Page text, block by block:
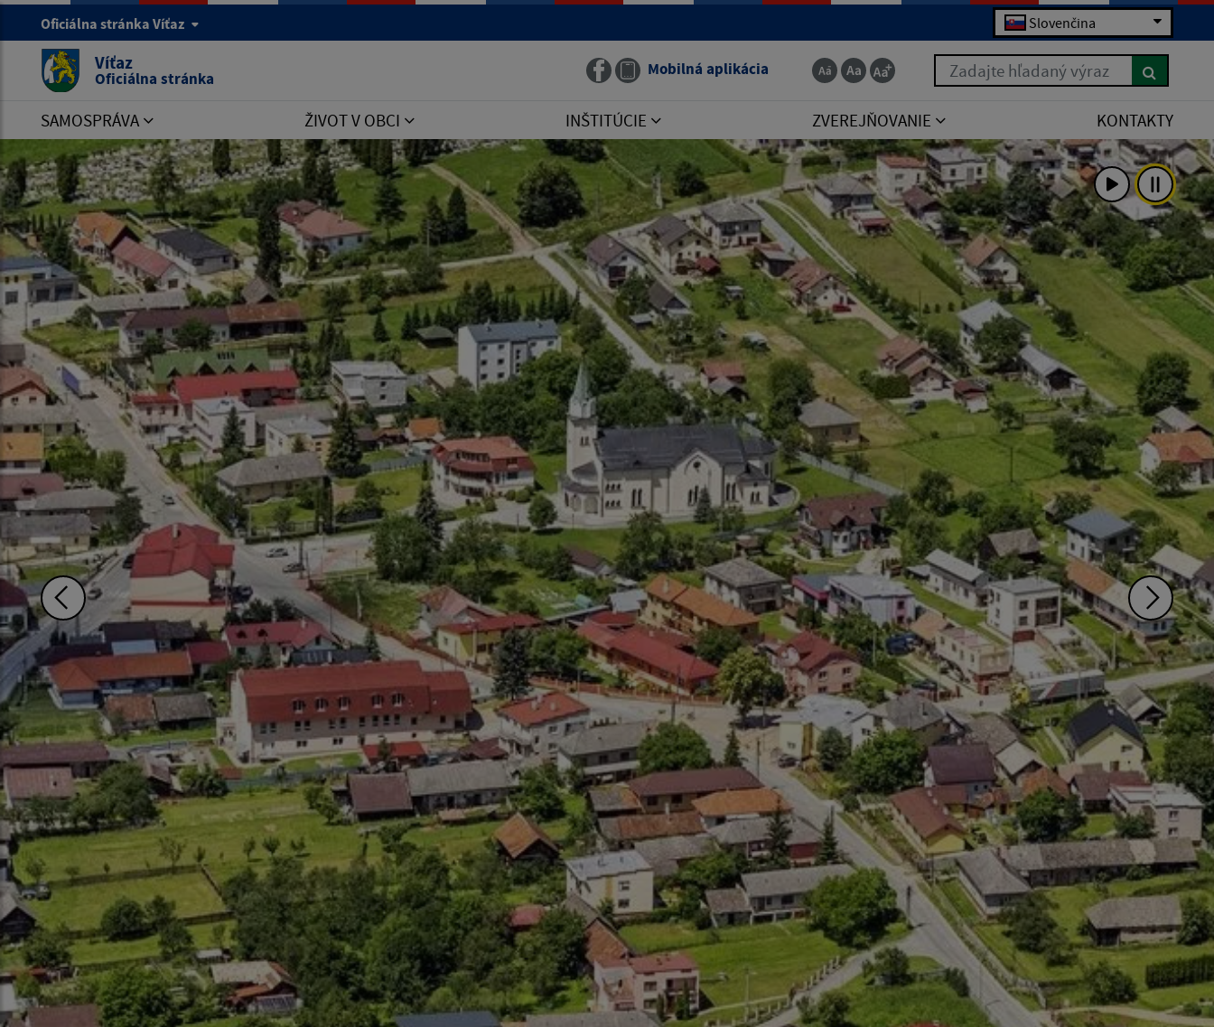
Oficiálna stránka Víťaz Slovenčina
Víťaz
Oficiálna stránka Mobilná aplikácia Zadajte hľadaný výraz
SAMOSPRÁVA ŽIVOT V OBCI INŠTITÚCIE ZVEREJŇOVANIE KONTAKTY